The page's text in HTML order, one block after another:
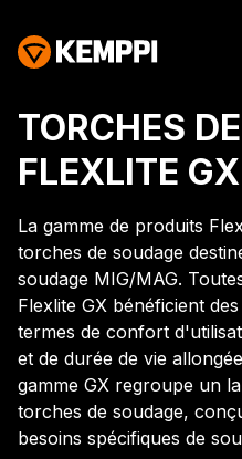
TORCHES
FLEXLITE GX
La gamme de produits
torches de soudage
soudage MIG/MAG.
Flexlite GX bénéficient
termes de confort
et de durée de vie
gamme GX regroupe un
torches de soudage,
besoins spécifiques de